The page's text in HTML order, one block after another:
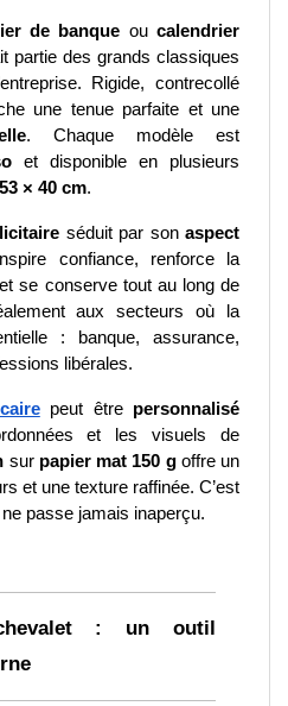
de banque ou calendrier
partie des grands classiques
Rigide, contrecollé
× 40 cm.
séduit par son aspect
confiance, renforce la
se conserve tout au long de
aux secteurs où la
: banque, assurance,
libérales.
peut être personnalisé
et les visuels de
sur papier mat 150 g offre un
et une texture raffinée. C’est
passe jamais inaperçu.
: un outil